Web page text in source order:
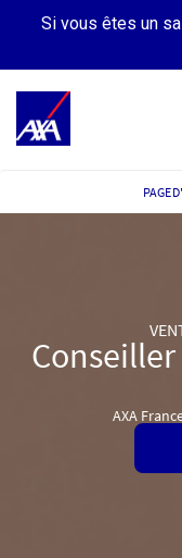
Si vous êtes un
MES
PAGE
AXA